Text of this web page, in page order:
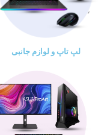
لپ تاپ و لوازم جانبی